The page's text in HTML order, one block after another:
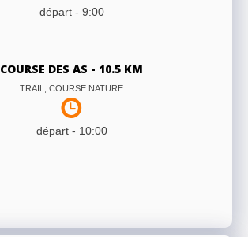
départ - 9:00
COURSE DES AS - 10.5 KM
TRAIL, COURSE NATURE
départ - 10:00